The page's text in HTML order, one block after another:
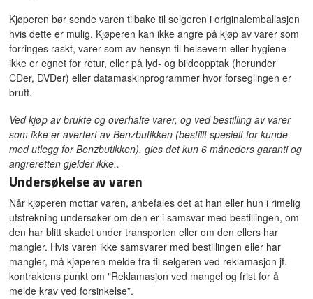
Kjøperen bør sende varen tilbake til selgeren i originalemballasjen
hvis dette er mulig. Kjøperen kan ikke angre på kjøp av varer som
forringes raskt, varer som av hensyn til helsevern eller hygiene
ikke er egnet for retur, eller på lyd- og bildeopptak (herunder
CDer, DVDer) eller datamaskinprogrammer hvor forseglingen er
brutt.
Ved kjøp av brukte og overhalte varer, og ved bestilling av varer
som ikke er avertert av Benzbutikken (bestillt spesielt for kunde
med utlegg for Benzbutikken), gies det kun 6 måneders garanti og
angreretten gjelder ikke..
Undersøkelse av varen
Når kjøperen mottar varen, anbefales det at han eller hun i rimelig
utstrekning undersøker om den er i samsvar med bestillingen, om
den har blitt skadet under transporten eller om den ellers har
mangler. Hvis varen ikke samsvarer med bestillingen eller har
mangler, må kjøperen melde fra til selgeren ved reklamasjon jf.
kontraktens punkt om "Reklamasjon ved mangel og frist for å
melde krav ved forsinkelse”.